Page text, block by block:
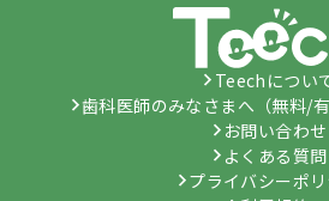
Teechについ
歯科医師のみなさまへ（無料/有
お問い合わせ
よくある質問
プライバシーポ